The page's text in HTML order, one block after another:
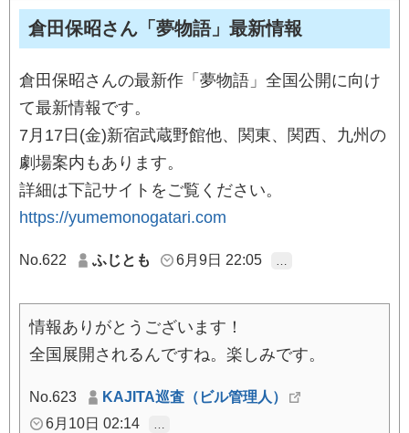
倉田保昭さん「夢物語」最新情報
倉田保昭さんの最新作「夢物語」全国公開に向け
て最新情報です。
7月17日(金)新宿武蔵野館他、関東、関西、九州の
劇場案内もあります。
詳細は下記サイトをご覧ください。
https://yumemonogatari.com
No.622 ふじとも 6月9日 22:05
情報ありがとうございます！
全国展開されるんですね。楽しみです。
No.623
KAJITA巡査（ビル管理人）
6月10日 02:14